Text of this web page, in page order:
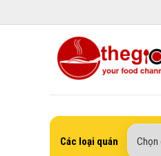
Các loại quán